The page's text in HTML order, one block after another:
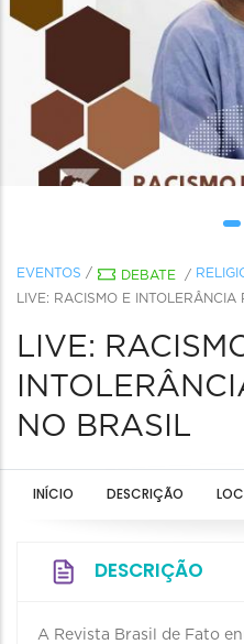
EVENTOS / DEBATE /
LIVE: RACISMO E INTOLERÂNCIA
LIVE:
NO BRASIL
INÍCIO DESCRIÇÃO
DESCRIÇÃO
A Revista Brasil de Fato